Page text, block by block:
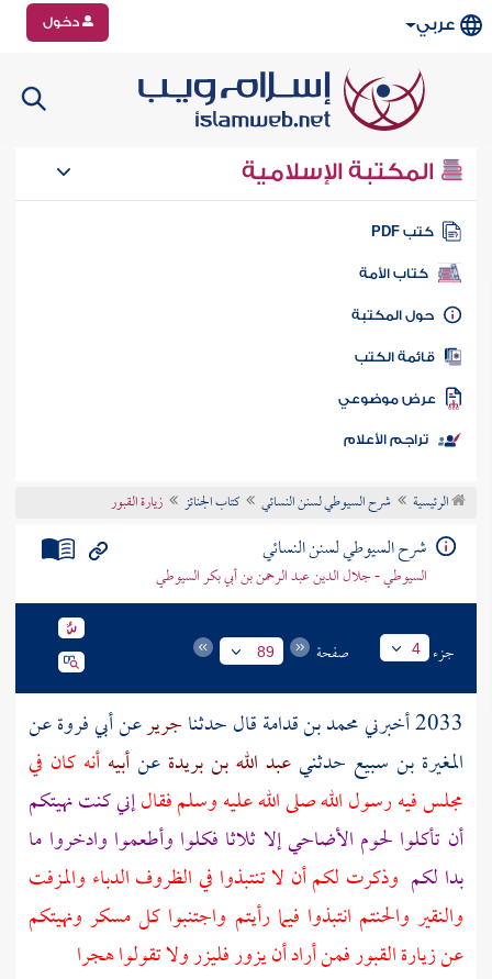
عربي دخول
المكتبة الإسلامية
كتب PDF
كتاب الأمة
المكتبة
الكتب
موضوعي
تراجم الأعلام
الرئيسية شرح السيوطي لسنن النسائي كتاب الجنائز زيارة القبور
شرح السيوطي لسنن النسائي
السيوطي - جلال الدين عبد الرحمن بن أبي بكر السيوطي
جزء 4 صفحة 89
2033 أخبرني محمد بن قدامةقال حدثناجريرعنأبي فروةعن
المغيرة بن سبيع حدثنيعبد الله بن بريدة عنأبيه أنه كان في
مجلس فيه رسول الله صلى الله عليه وسلم فقالإني كنت نهيتكم
أن تأكلوا لحوم الأضاحي إلا ثلاثا فكلوا وأطعموا وادخروا ما
بدا لكم وذكرت لكم أن لا تنتبذوا في الظروف الدباء والمزفت
والنقير والحنتم انتبذوا فيما رأيتم واجتنبوا كل مسكر ونهيتكم
عن زيارة القبور فمن أراد أن يزور فليزر ولا تقولوا هجرا